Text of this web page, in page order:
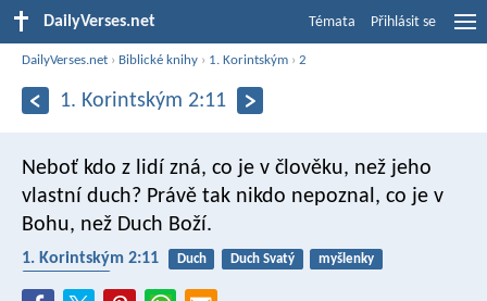
DailyVerses.net Témata Přihlásit se
DailyVerses.net › Biblické knihy › 1. Korintským ›2
1. Korintským 2:11
Neboť kdo z lidí zná, co je v člověku, než jeho
vlastní duch? Právě tak nikdo nepoznal, co je v
Bohu, než Duch Boží.
1. Korintským 2:11 Duch Duch Svatý
myšlenky